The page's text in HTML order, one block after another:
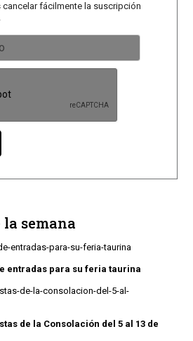
fácilmente la suscripción
la semana
entradas para su feria taurina
de la Consolación del 5 al 13 de